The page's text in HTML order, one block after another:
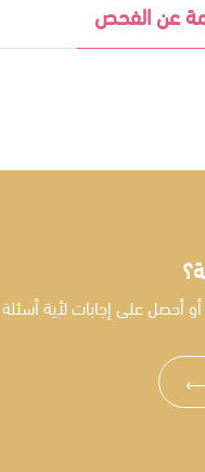
عن الفحص
أحصل على إجابات لأية أسئلة